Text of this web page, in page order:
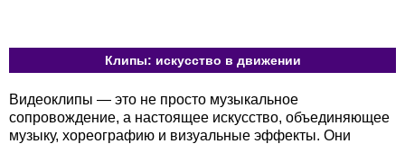
Клипы: искусство в движении
Видеоклипы — это не просто музыкальное
сопровождение, а настоящее искусство, объединяющее
музыку, хореографию и визуальные эффекты. Они